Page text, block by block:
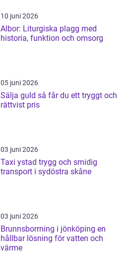
10 juni 2026
Albor: Liturgiska plagg med
historia, funktion och omsorg
05 juni 2026
Sälja guld så får du ett tryggt och
rättvist pris
03 juni 2026
Taxi ystad trygg och smidig
transport i sydöstra skåne
03 juni 2026
Brunnsborrning i jönköping en
hållbar lösning för vatten och
värme